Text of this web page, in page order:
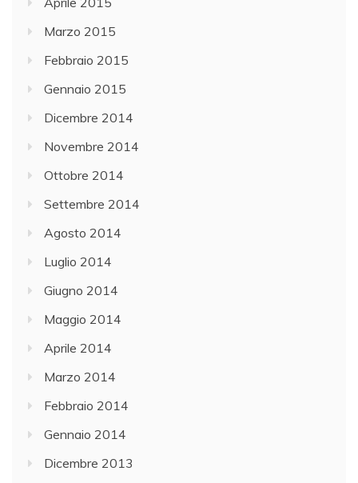
Marzo 2015
Febbraio 2015
Gennaio 2015
Dicembre 2014
Novembre 2014
Ottobre 2014
Settembre 2014
Agosto 2014
Luglio 2014
Giugno 2014
Maggio 2014
Aprile 2014
Marzo 2014
Febbraio 2014
Gennaio 2014
Dicembre 2013